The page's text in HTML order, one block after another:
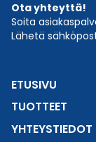
Ota yhteyttä!
Soita
Lähetä
ETUSIVU
TUOTTEET
YHTEYSTIEDOT